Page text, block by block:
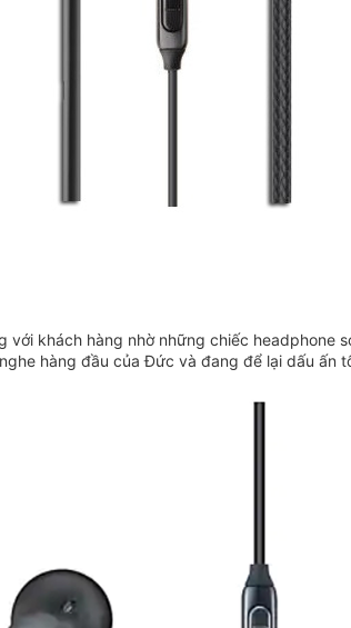
với khách hàng nhờ những chiếc headphone
hàng đầu của Đức và đang để lại dấu ấn